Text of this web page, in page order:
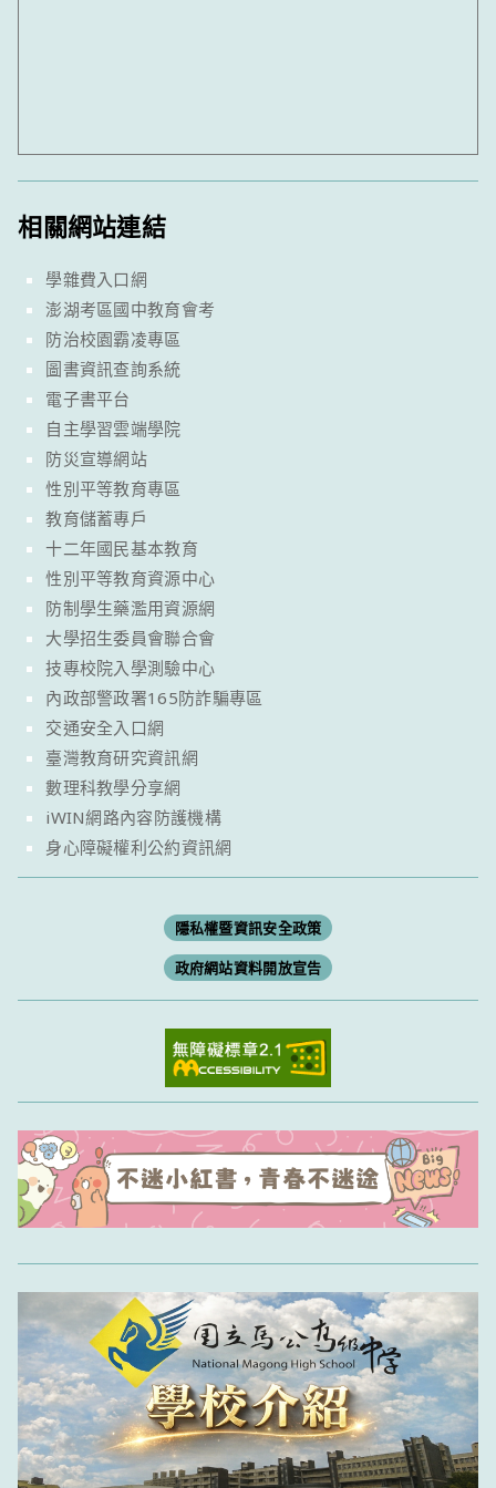
相關網站連結
學雜費入口網
澎湖考區國中教育會考
防治校園霸凌專區
圖書資訊查詢系統
電子書平台
自主學習雲端學院
防災宣導網站
性別平等教育專區
教育儲蓄專戶
十二年國民基本教育
性別平等教育資源中心
防制學生藥濫用資源網
大學招生委員會聯合會
技專校院入學測驗中心
內政部警政署165防詐騙專區
交通安全入口網
臺灣教育研究資訊網
數理科教學分享網
iWIN網路內容防護機構
身心障礙權利公約資訊網
隱私權暨資訊安全政策
政府網站資料開放宣告